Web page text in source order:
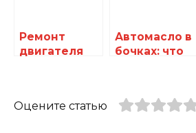
Ремонт
двигателя
вашему
Автомасло в
бочках: что
как выбрать
Оцените статью